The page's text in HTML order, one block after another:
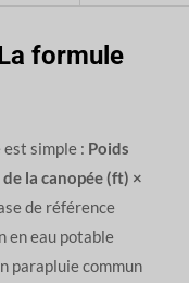
formule
simple : Poids
la canopée (ft) ×
de référence
en eau potable
parapluie commun